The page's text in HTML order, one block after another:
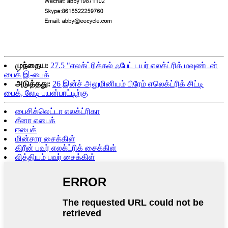
முந்தைய: 27.5 "எலக்ட்ரிக்கல் ஃபேட் டயர் எலக்ட்ரிக் மவுண்டன்
பைக் இ-பைக்
அடுத்தது: 26 இன்ச் அலுமினியம் பிரேம் எலெக்ட்ரிக் சிட்டி
பைக், லேடி பயன்பாட்டிற்கு
பைசிக்லெட்டா எலக்ட்ரிகா
சீனா எபைக்
ஈபைக்
மின்சார சைக்கிள்
கிரீன் பவர் எலக்ட்ரிக் சைக்கிள்
லித்தியம் பவர் சைக்கிள்